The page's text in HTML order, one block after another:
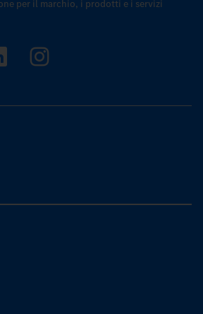
per il marchio, i prodotti e i servizi